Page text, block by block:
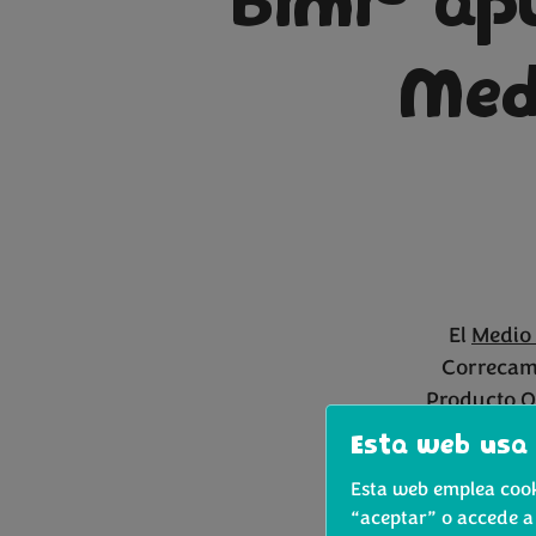
El
Producto
los 22
Bimi®
Esta web usa
Esta web emplea
“aceptar” o accede